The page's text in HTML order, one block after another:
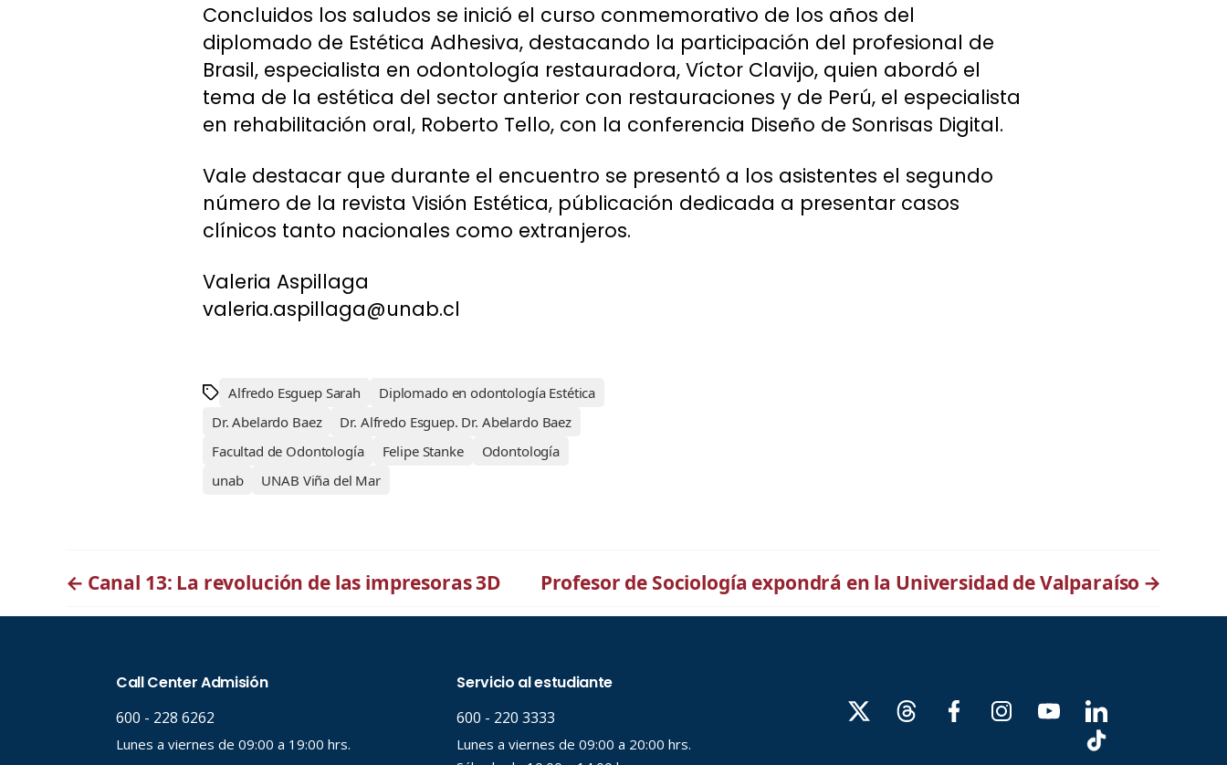
Concluidos los saludos se inició el curso conmemorativo de los años del
diplomado de Estética Adhesiva, destacando la participación del profesional de
Brasil, especialista en odontología restauradora, Víctor Clavijo, quien abordó el
tema de la estética del sector anterior con restauraciones y de Perú, el especialista
en rehabilitación oral, Roberto Tello, con la conferencia Diseño de Sonrisas Digital.
Vale destacar que durante el encuentro se presentó a los asistentes el segundo
número de la revista Visión Estética, públicación dedicada a presentar casos
clínicos tanto nacionales como extranjeros.
Valeria Aspillaga
valeria.aspillaga@unab.cl
Alfredo Esguep Sarah
Diplomado en odontología Estética
Dr. Abelardo Baez
Dr. Alfredo Esguep. Dr. Abelardo Baez
Facultad de Odontología
Felipe Stanke
Odontología
unab
UNAB Viña del Mar
← Canal 13: La revolución de las impresoras 3D Profesor de Sociología expondrá en la Universidad de Valparaíso →